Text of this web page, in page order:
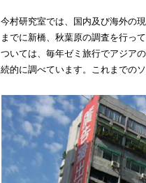
今村研究室では、国内及び海外の
までに新橋、秋葉原の調査を行っ
ついては、毎年ゼミ旅行でアジア
続的に調べています。これまでの